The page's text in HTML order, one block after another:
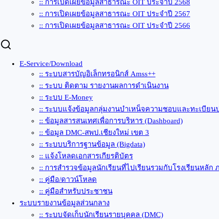
:: การเปิดเผยข้อมูลสาธารณะ OIT ประจำปี 2568
:: การเปิดเผยข้อมูลสาธารณะ OIT ประจำปี 2567
:: การเปิดเผยข้อมูลสาธารณะ OIT ประจำปี 2566
E-Service/Download
:: ระบบสารบัญอิเล็กทรอนิกส์ Amss++
:: ระบบ ติดตาม รายงานผลการดำเนินงาน
:: ระบบ E-Money
:: ระบบแจ้งข้อมูลกลุ่มงานบำเหน็จความชอบและทะเบียน
:: ข้อมูลสารสนเทศเพื่อการบริหาร (Dashboard)
:: ข้อมูล DMC-สพป.เชียงใหม่ เขต 3
:: ระบบบริการฐานข้อมูล (Bigdata)
:: แจ้งโหลดเอกสารเกียรติบัตร
:: การสำรวจข้อมูลนักเรียนที่ไปเรียนรวมกับโรงเรียนหลั
:: คู่มือ/ดาวน์โหลด
:: คู่มือสำหรับประชาชน
ระบบรายงานข้อมูลส่วนกลาง
:: ระบบจัดเก็บนักเรียนรายบุคคล (DMC)